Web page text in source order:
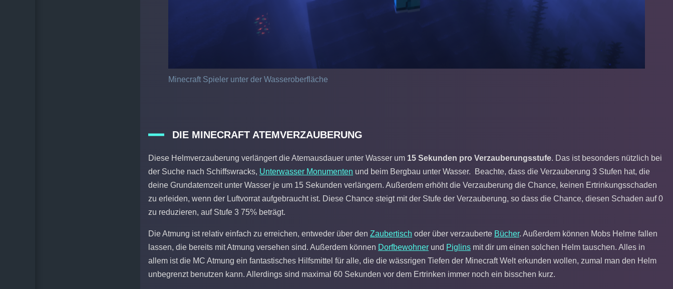
Minecraft Spieler unter der Wasseroberfläche
DIE MINECRAFT ATEMVERZAUBERUNG
Diese Helmverzauberung verlängert die Atemausdauer unter Wasser um 15 Sekunden pro Verzauberungsstufe. Das ist besonders nützlich bei
der Suche nach Schiffswracks, Unterwasser Monumenten und beim Bergbau unter Wasser. Beachte, dass die Verzauberung 3 Stufen hat, die
deine Grundatemzeit unter Wasser je um 15 Sekunden verlängern. Außerdem erhöht die Verzauberung die Chance, keinen Ertrinkungsschaden
zu erleiden, wenn der Luftvorrat aufgebraucht ist. Diese Chance steigt mit der Stufe der Verzauberung, so dass die Chance, diesen Schaden auf 0
zu reduzieren, auf Stufe 3 75% beträgt.
Die Atmung ist relativ einfach zu erreichen, entweder über den Zaubertisch oder über verzauberte Bücher. Außerdem können Mobs Helme fallen
lassen, die bereits mit Atmung versehen sind. Außerdem können Dorfbewohner und Piglins mit dir um einen solchen Helm tauschen. Alles in
allem ist die MC Atmung ein fantastisches Hilfsmittel für alle, die die wässrigen Tiefen der Minecraft Welt erkunden wollen, zumal man den Helm
unbegrenzt benutzen kann. Allerdings sind maximal 60 Sekunden vor dem Ertrinken immer noch ein bisschen kurz.